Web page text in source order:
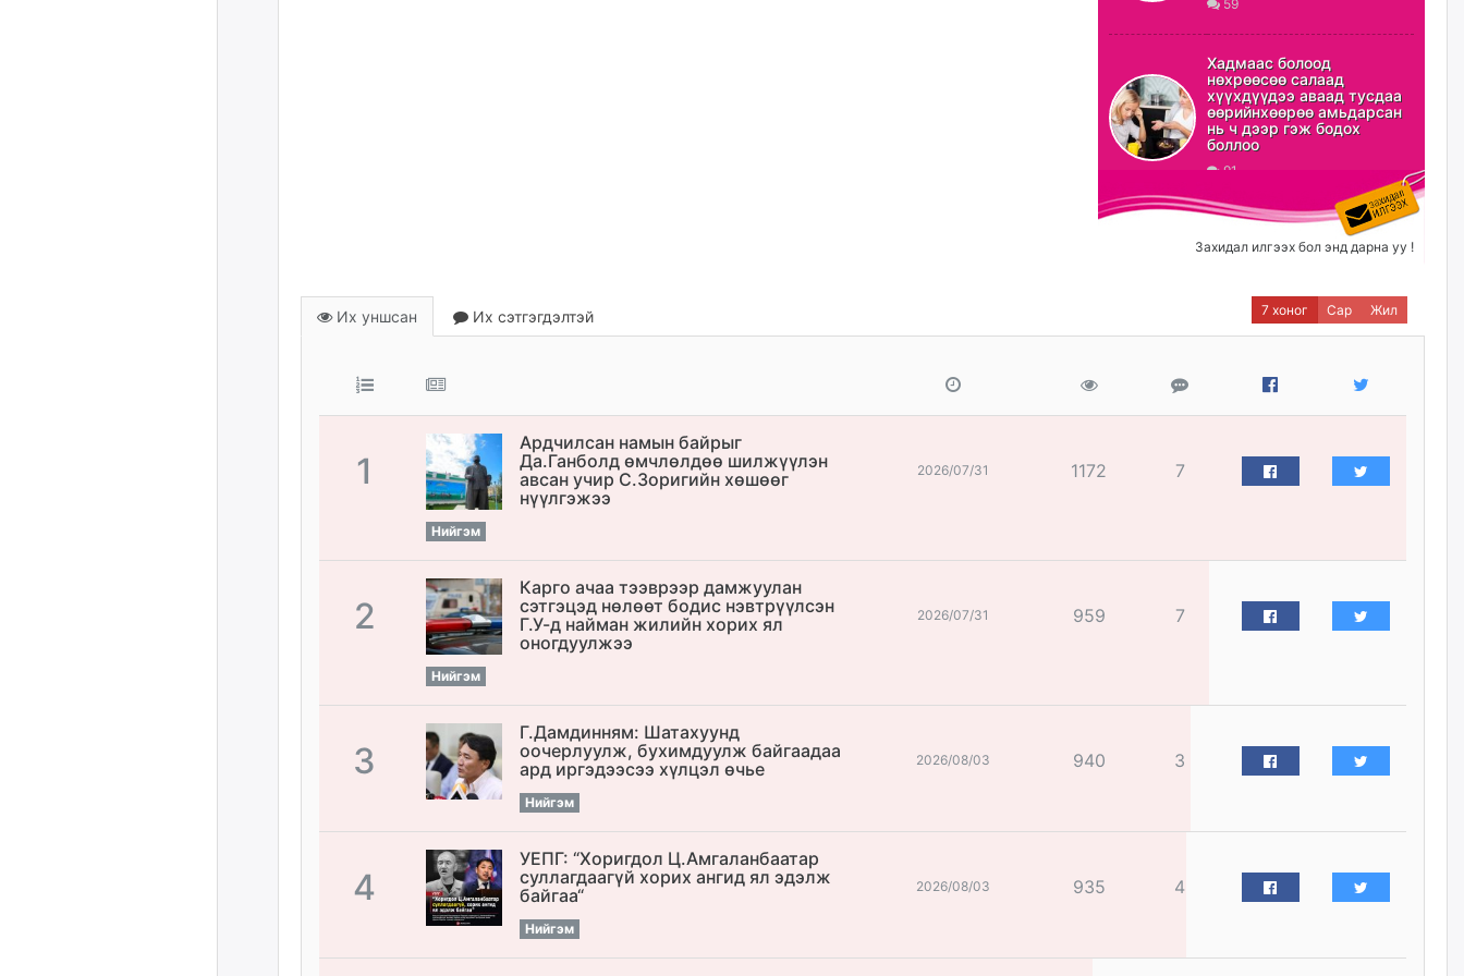
ХЗДХ-ын сайд С.Амарсайхан:
Авлигаар авсан хөрөнгийг
хурааж, нийгмийн сайн
сайхны хөгжилд зориулах
бөгөөд үүнийг хэд хэдэн эрх
бүхий байгууллагаас санал авна
өчигдѳр
Шатахууныг олдож байгаа
газраас нь л авч байна. Үнэ
тарифаас илүү хангамж дээр
анхаарч байна
Ц.Будханд: Дүүгээ гараад
долоон сарын хугацаа
Барилгын салбарын 100
Монгол Улсад 162 вагон - 9720
тонн АИ-92 орж иржээ
Jade Gas: 1.1 тэрбум австрали
эцсийн гэрээг есдүгээр сард
байгуулбал Тавантолгойн
метан хийн үйлдвэрлэлийн
Ханын материалд эхний
ээлжийн 6 блок орон сууцны
өчигдѳр
59
Хадмаас болоод
нөхрөөсөө салаад
хүүхдүүдээ аваад тусдаа
өөрийнхөөрөө амьдарсан
нь ч дээр гэж бодох
боллоо
91
Захидал илгээх бол энд дарна уу !
Их уншсан Их сэтгэгдэлтэй 7 хоног Сар Жил
1
Ардчилсан намын байрыг
Да.Ганболд өмчлөлдөө шилжүүлэн
авсан учир С.Зоригийн хөшөөг
нүүлгэжээ
Нийгэм
2026/07/31 1172 7
2
Карго ачаа тээврээр дамжуулан
сэтгэцэд нөлөөт бодис нэвтрүүлсэн
Г.У-д найман жилийн хорих ял
оногдуулжээ
Нийгэм
2026/07/31 959 7
3
Г.Дамдинням: Шатахуунд
оочерлуулж, бухимдуулж байгаадаа
ард иргэдээсээ хүлцэл өчье
Нийгэм
2026/08/03 940 3
4
УЕПГ: “Хоригдол Ц.Амгаланбаатар
cуллагдаагүй хорих ангид ял эдэлж
байгаа“
Нийгэм
2026/08/03 935 4